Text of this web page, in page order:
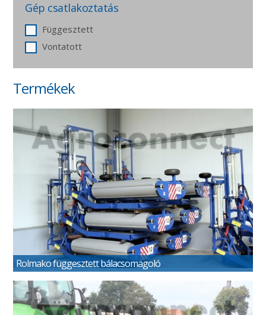
Gép csatlakoztatás
Függesztett
Vontatott
Termékek
Rolmako függesztett bálacsomagoló